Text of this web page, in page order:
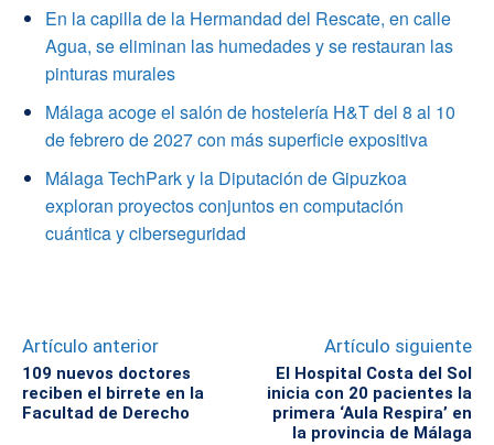
En la capilla de la Hermandad del Rescate, en calle
Agua, se eliminan las humedades y se restauran las
pinturas murales
Málaga acoge el salón de hostelería H&T del 8 al 10
de febrero de 2027 con más superficie expositiva
Málaga TechPark y la Diputación de Gipuzkoa
exploran proyectos conjuntos en computación
cuántica y ciberseguridad
Artículo anterior
109 nuevos doctores
reciben el birrete en la
Facultad de Derecho
Artículo siguiente
El Hospital Costa del Sol
inicia con 20 pacientes la
primera ‘Aula Respira’ en
la provincia de Málaga